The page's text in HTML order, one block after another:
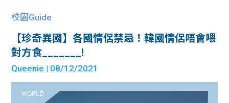
校園Guide
【珍奇異國】各國情侶禁忌！韓國情侶唔會喂
對方食_______!
Queenie | 08/12/2021